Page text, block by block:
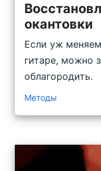
окантовки
Если уж
гитаре, можно
облагородить.
Методы